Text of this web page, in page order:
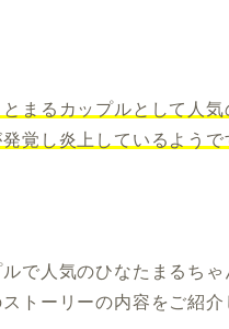
まるカップルとして人
覚し炎上しているようで
で人気のひなたまるち
トーリーの内容をご紹介